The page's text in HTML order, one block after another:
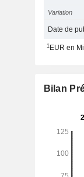
Variation
Date de
1EUR en
Bilan